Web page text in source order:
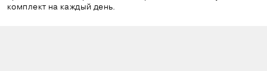
комплект на каждый день.